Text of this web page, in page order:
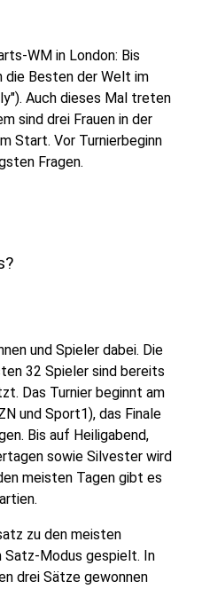
WM in London: Bis
die Besten der Welt im
Auch dieses Mal treten
sind drei Frauen in der
Start. Vor Turnierbeginn
Fragen.
und Spieler dabei. Die
32 Spieler sind bereits
Das Turnier beginnt am
und Sport1), das Finale
Bis auf Heiligabend,
sowie Silvester wird
meisten Tagen gibt es
zu den meisten
Satz-Modus gespielt. In
drei Sätze gewonnen